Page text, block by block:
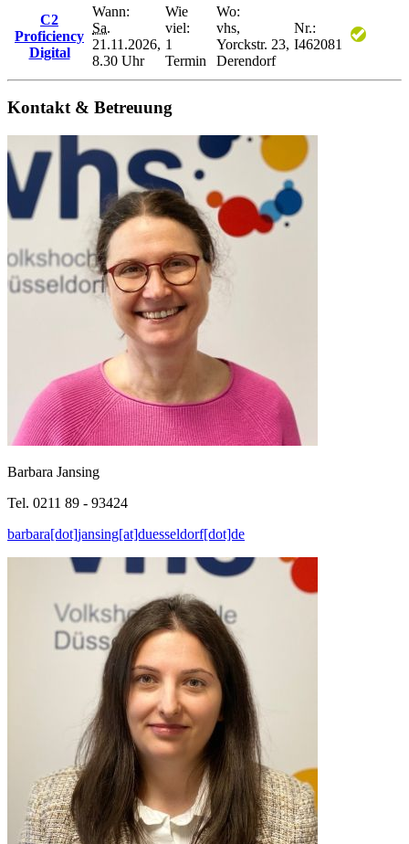
C2
Proficiency
Digital
Wann:
Sa.
21.11.2026,
8.30 Uhr
Wie
viel:
1
Termin
Wo:
vhs,
Yorckstr. 23,
Derendorf
Nr.:
I462081
Kontakt & Betreuung
Barbara Jansing
Tel. 0211 89 - 93424
barbara[dot]jansing[at]duesseldorf[dot]de